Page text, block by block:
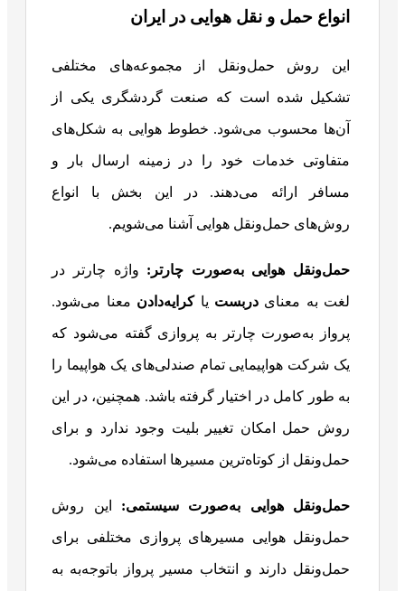
انواع حمل‌ و نقل هوایی در ایران
این روش حمل‌ونقل از مجموعه‌های مختلفی
تشکیل شده است که صنعت گردشگری یکی از
آن‌ها محسوب می‌شود. خطوط هوایی به شکل‌های
متفاوتی خدمات خود را در زمینه ارسال بار و
مسافر ارائه می‌دهند. در این بخش با انواع
روش‌های حمل‌ونقل هوایی آشنا می‌شویم.
حمل‌ونقل هوایی به‌صورت چارتر: واژه‌ چارتر در
لغت به معنایدربست یاکرایه‌دادن معنا می‌شود.
پرواز به‌صورت چارتر به پروازی گفته می‌شود که
یک شرکت هواپیمایی تمام صندلی‌های یک هواپیما را
به طور کامل در اختیار گرفته باشد. همچنین، در این
روش حمل امکان تغییر بلیت وجود ندارد و برای
حمل‌ونقل از کوتاه‌ترین مسیرها استفاده می‌شود.
حمل‌ونقل هوایی به‌صورت سیستمی: این روش
حمل‌ونقل هوایی مسیرهای پروازی مختلفی برای
حمل‌ونقل دارند و انتخاب مسیر پرواز باتوجه‌به به